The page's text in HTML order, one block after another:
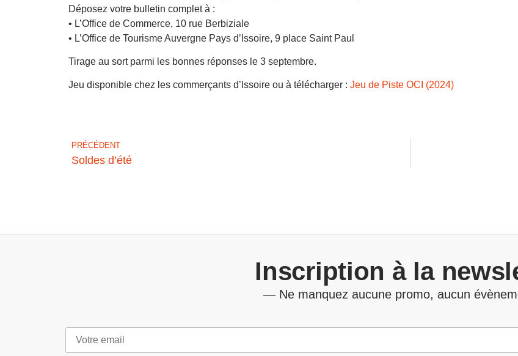
Déposez votre bulletin complet à :
• L’Office de Commerce, 10 rue Berbiziale
• L’Office de Tourisme Auvergne Pays d’Issoire, 9 place Saint Paul
Tirage au sort parmi les bonnes réponses le 3 septembre.
Jeu disponible chez les commerçants d’Issoire ou à télécharger : Jeu de Piste OCI (2024)
PRÉCÉDENT
Soldes d’été
Inscription à la
— Ne manquez aucune promo, aucun